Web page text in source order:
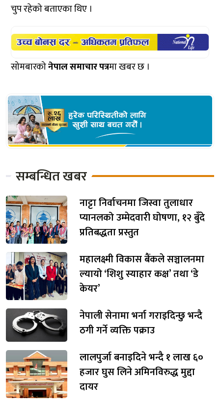
चुप रहेको बताएका थिए ।
सोमबारकोनेपाल समाचार पत्रमा खबर छ ।
सम्बन्धित खबर
नाट्टा निर्वाचनमा जिस्वा तुलाधार
प्यानलको उम्मेदवारी घोषणा, १२ बुँदे
प्रतिबद्धता प्रस्तुत
महालक्ष्मी विकास बैंकले सञ्चालनमा
ल्यायो ‘शिशु स्याहार कक्ष’ तथा ‘डे
केयर’
नेपाली सेनामा भर्ना गराइदिन्छु भन्दै
ठगी गर्ने व्यक्ति पक्राउ
लालपुर्जा बनाइदिने भन्दै १ लाख ६०
हजार घुस लिने अमिनविरुद्ध मुद्दा
दायर